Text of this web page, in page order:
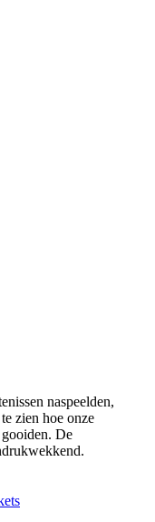
naspeelden,
zien hoe onze
De